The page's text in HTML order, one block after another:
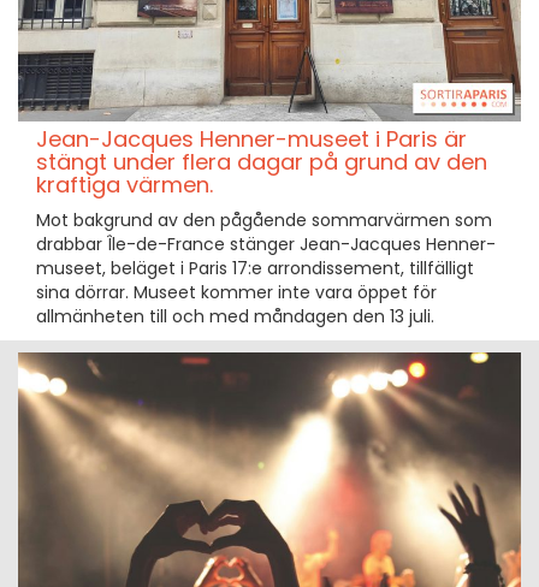
Jean-Jacques Henner-museet i Paris är
stängt under flera dagar på grund av den
kraftiga värmen.
Mot bakgrund av den pågående sommarvärmen som
drabbar Île-de-France stänger Jean-Jacques Henner-
museet, beläget i Paris 17:e arrondissement, tillfälligt
sina dörrar. Museet kommer inte vara öppet för
allmänheten till och med måndagen den 13 juli.